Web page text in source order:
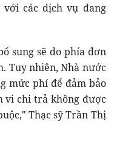
các dịch vụ đang
sung sẽ do phía đơn
Tuy nhiên, Nhà nước
mức phí để đảm bảo
vi chi trả không được
Thạc sỹ Trần Thị